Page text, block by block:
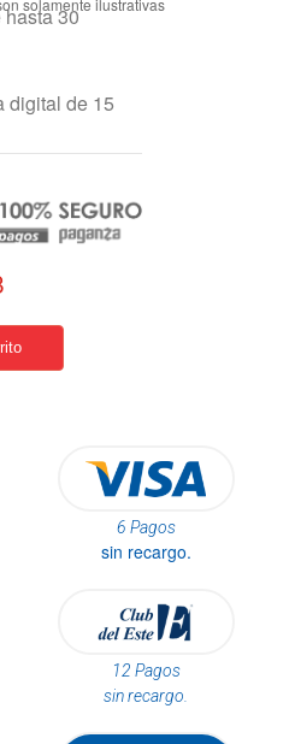
30
digital de 15
6 Pagos
sin recargo.
12 Pagos
sin recargo.